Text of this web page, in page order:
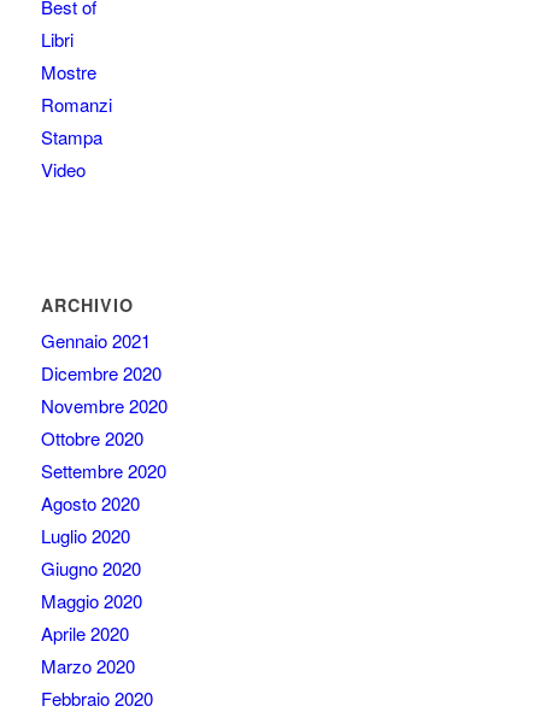
Best of
Libri
Mostre
Romanzi
Stampa
Video
ARCHIVIO
Gennaio 2021
Dicembre 2020
Novembre 2020
Ottobre 2020
Settembre 2020
Agosto 2020
Luglio 2020
Giugno 2020
Maggio 2020
Aprile 2020
Marzo 2020
Febbraio 2020